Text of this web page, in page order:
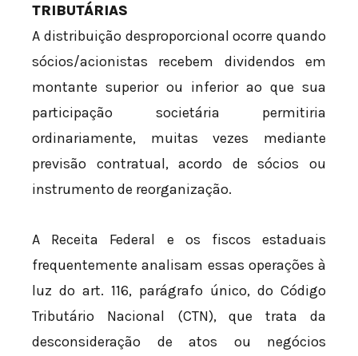
TRIBUTÁRIAS
A distribuição desproporcional ocorre quando
sócios/acionistas recebem dividendos em
montante superior ou inferior ao que sua
participação societária permitiria
ordinariamente, muitas vezes mediante
previsão contratual, acordo de sócios ou
instrumento de reorganização.
A Receita Federal e os fiscos estaduais
frequentemente analisam essas operações à
luz do art. 116, parágrafo único, do Código
Tributário Nacional (CTN), que trata da
desconsideração de atos ou negócios